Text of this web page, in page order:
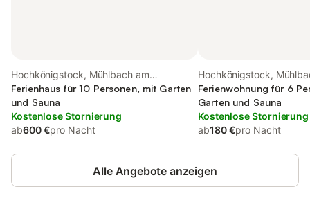
Hochkönigstock, Mühlbach am
Hochkönig
Ferienhaus für 10 Personen, mit Garten
und Sauna
Kostenlose Stornierung
ab600 €pro Nacht
Hochkönigstock,
Hochkönig
Ferienwohnung für 6
Garten und Sauna
Kostenlose Stornierung
ab180 €pro Nacht
Alle Angebote anzeigen